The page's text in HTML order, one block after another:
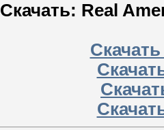
Скачать: Real